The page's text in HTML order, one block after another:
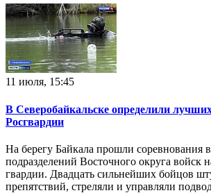
11 июля, 15:45
В Северобайкальске определили
Росгвардии
На берегу Байкала прошли соревнования
подразделений Восточного округа войск
гвардии. Двадцать сильнейших бойцов
препятствий, стреляли и управляли